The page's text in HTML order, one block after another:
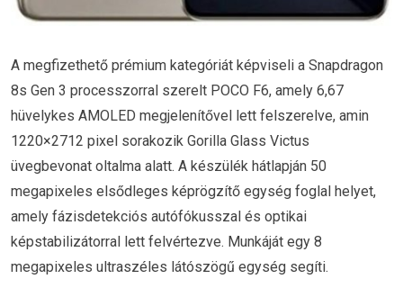
A megfizethető prémium kategóriát képviseli a Snapdragon
8s Gen 3 processzorral szerelt POCO F6, amely 6,67
hüvelykes AMOLED megjelenítővel lett felszerelve, amin
1220×2712 pixel sorakozik Gorilla Glass Victus
üvegbevonat oltalma alatt. A készülék hátlapján 50
megapixeles elsődleges képrögzítő egység foglal helyet,
amely fázisdetekciós autófókusszal és optikai
képstabilizátorral lett felvértezve. Munkáját egy 8
megapixeles ultraszéles látószögű egység segíti.